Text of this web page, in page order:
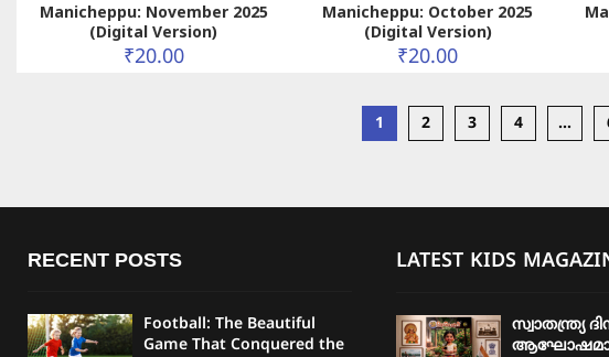
Manicheppu: November 2025
(Digital Version)
₹20.00
Manicheppu: October 2025
(Digital Version)
₹20.00
1 2 3 4 …
RECENT POSTS
Football: The Beautiful
Game That Conquered the
LATEST KIDS
സ്വാതന്ത്ര്യ